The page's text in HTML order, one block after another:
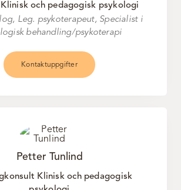
Klinisk och pedagogisk psykologi
Leg. psykoterapeut, Specialist i
behandling/psykoterapi
Kontaktuppgifter
Petter Tunlind
Klinisk och pedagogisk